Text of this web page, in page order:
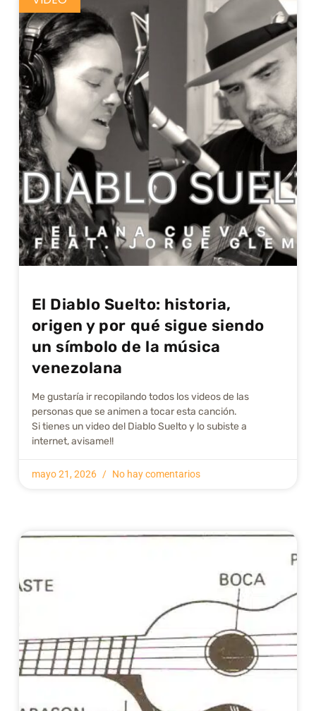
El Diablo Suelto: historia,
origen y por qué sigue siendo
un símbolo de la música
venezolana
Me gustarí­a ir recopilando todos los videos de las
personas que se animen a tocar esta canción.
Si tienes un video del Diablo Suelto y lo subiste a
internet, avisame!!
mayo 21, 2026 No hay comentarios